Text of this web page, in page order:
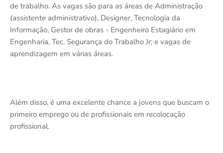
de trabalho. As vagas são para as áreas de Administração
(assistente administrativo), Designer, Tecnologia da
Informação, Gestor de obras - Engenheiro Estagiário em
Engenharia, Tec. Segurança do Trabalho Jr; e vagas de
aprendizagem em várias áreas.
Além disso, é uma excelente chance a jovens que buscam o
primeiro emprego ou de profissionais em recolocação
profissional.